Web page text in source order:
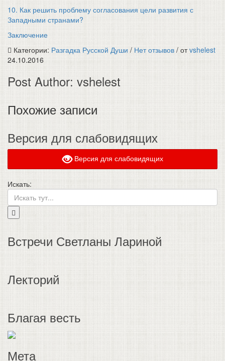
10. Как решить проблему согласования цели развития с
Западными странами?
Заключение
Категории: Разгадка Русской Души / Нет отзывов / отvshelest
24.10.2016
Post Author: vshelest
Похожие записи
Версия для слабовидящих
Версия для слабовидящих
Искать:
Встречи Светланы Лариной
Лекторий
Благая весть
Мета